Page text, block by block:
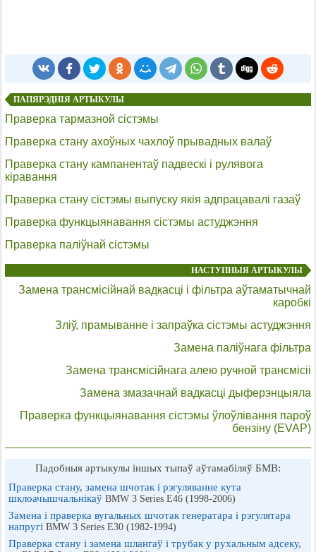
ПАПЯРЭДНІЯ АРТЫКУЛЫ
Праверка тармазной сістэмы
Праверка стану ахоўных чахлоў прывадных валаў
Праверка стану кампанентаў падвескі і рулявога
кіравання
Праверка стану сістэмы выпуску якія адпрацавалі газаў
Праверка функцыянавання сістэмы астуджэння
Праверка паліўнай сістэмы
НАСТУПНЫЯ АРТЫКУЛЫ
Замена трансмісійнай вадкасці і фільтра аўтаматычнай
каробкі
Зліў, прамыванне і запраўка сістэмы астуджэння
Замена паліўнага фільтра
Замена трансмісійнага алею ручной трансмісіі
Замена змазачнай вадкасці дыферэнцыяла
Праверка функцыянавання сістэмы ўлоўлівання пароў
бензіну (EVAP)
Падобныя артыкулы іншых тыпаў аўтамабіляў БМВ:
Праверка стану, замена шчотак і рэгуляванне кута
шклоачышчальнікаў BMW 3 Series E46 (1998-2006)
Замена і праверка вугальных шчотак генератара і рэгулятара
напругі BMW 3 Series E30 (1982-1994)
Праверка стану і замена шлангаў і трубак у рухальным адсеку,